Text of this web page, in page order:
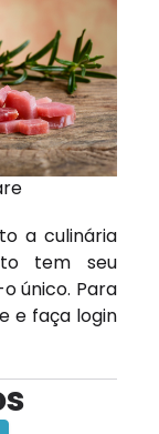
a culinária
tem seu
único. Para
e faça login